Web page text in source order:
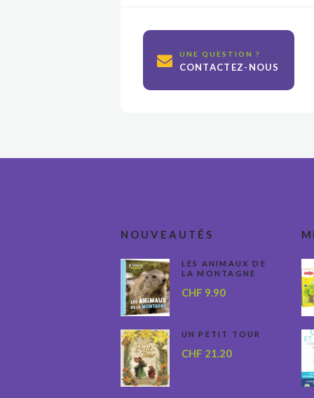
UNE QUESTION ?
CONTACTEZ-NOUS
NOUVEAUTÉS
LES ANIMAUX DE
LA MONTAGNE
CHF 9.90
UN PETIT TOUR
CHF 21.20